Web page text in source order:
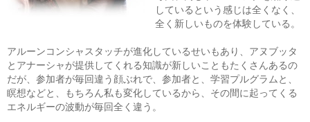
しているという感じは全くなく、
全く新しいものを体験している。
アルーンコンシャスタッチが進化しているせいもあり、アヌブッタ
とアナーシャが提供してくれる知識が新しいこともたくさんあるの
だが、参加者が毎回違う顔ぶれで、参加者と、学習プルグラムと、
瞑想などと、もちろん私も変化しているから、その間に起ってくる
エネルギーの波動が毎回全く違う。